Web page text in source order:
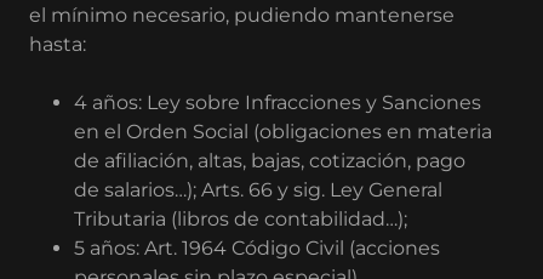
el mínimo necesario, pudiendo mantenerse
hasta:
4 años: Ley sobre Infracciones y Sanciones
en el Orden Social (obligaciones en materia
de afiliación, altas, bajas, cotización, pago
de salarios…); Arts. 66 y sig. Ley General
Tributaria (libros de contabilidad…);
5 años: Art. 1964 Código Civil (acciones